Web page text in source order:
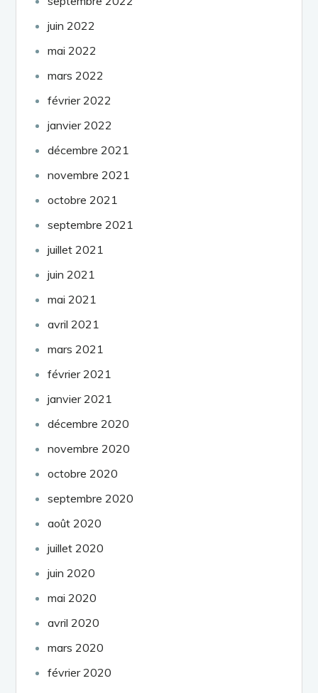
juin 2022
mai 2022
mars 2022
février 2022
janvier 2022
décembre 2021
novembre 2021
octobre 2021
septembre 2021
juillet 2021
juin 2021
mai 2021
avril 2021
mars 2021
février 2021
janvier 2021
décembre 2020
novembre 2020
octobre 2020
septembre 2020
août 2020
juillet 2020
juin 2020
mai 2020
avril 2020
mars 2020
février 2020